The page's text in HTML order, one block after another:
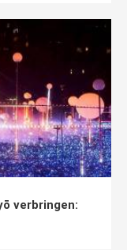
verbringen: